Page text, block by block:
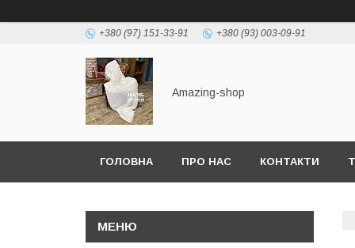
+380 (97) 151-33-91 +380 (93) 003-09-91
Amazing-shop
ГОЛОВНА ПРО НАС КОНТАКТИ